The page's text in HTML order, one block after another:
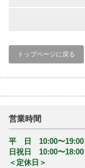
トップページに戻る
営業時間
平 日 10:00〜19:00
日祝日 10:00〜18:00
＜定休日＞